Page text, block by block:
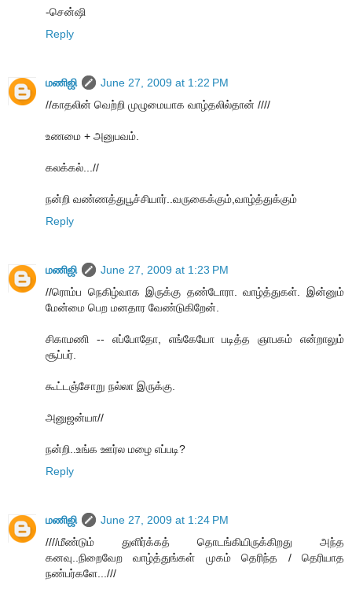
-சென்ஷி
Reply
மணிஜி
June 27, 2009 at 1:22 PM
//காதலின் வெற்றி முழுமையாக வாழ்தலில்தான் ////
உணமை + அனுபவம்.
கலக்கல்...//
நன்றி வண்ணத்துபூச்சியார்..வருகைக்கும்,வாழ்த்துக்கும்
Reply
மணிஜி
June 27, 2009 at 1:23 PM
//ரொம்ப நெகிழ்வாக இருக்கு தண்டோரா. வாழ்த்துகள். இன்னும்
மேன்மை பெற மனதார வேண்டுகிறேன்.
சிகாமணி -- எப்போதோ, எங்கேயோ படித்த ஞாபகம் என்றாலும்
சூப்பர்.
கூட்டஞ்சோறு நல்லா இருக்கு.
அனுஜன்யா//
நன்றி..உங்க ஊர்ல மழை எப்படி?
Reply
மணிஜி
June 27, 2009 at 1:24 PM
////மீண்டும் துளிர்க்கத் தொடங்கியிருக்கிறது அந்த
கனவு..நிறைவேற வாழ்த்துங்கள் முகம் தெரிந்த / தெரியாத
நண்பர்களே...///